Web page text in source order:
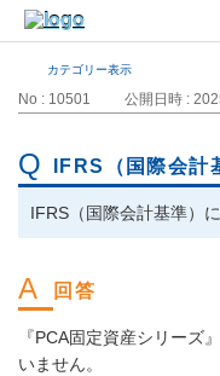
カテゴリー表示
No : 10501 公開日時 :
IFRS（国際会計
IFRS（国際会計基準）
『PCA固定資産シリーズ
いません。